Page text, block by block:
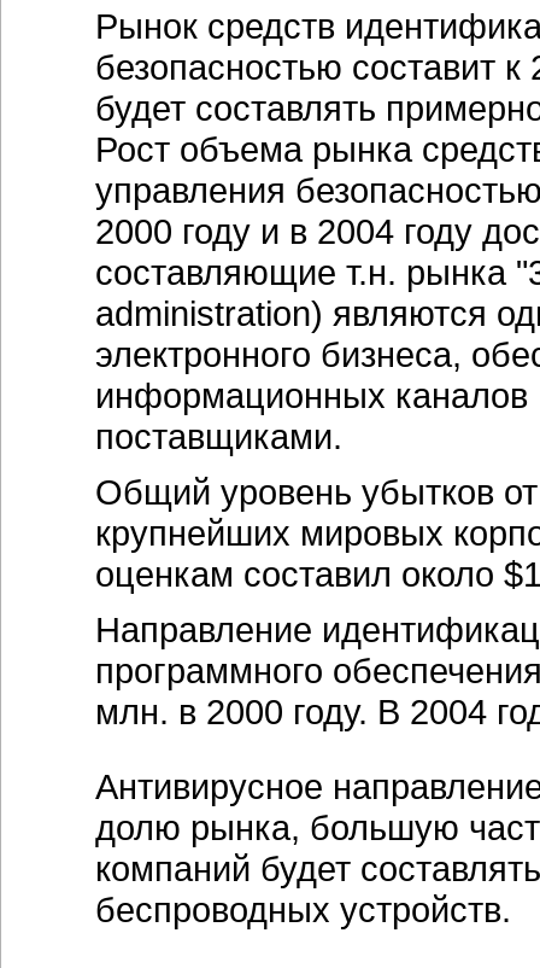
Рынок средств
безопасностью составит
будет составлять
Рост объема рынка
управления
2000 году и в 2004 году
составляющие т.н. рынка
administration) являются
электронного бизнеса,
информационных каналов
поставщиками.
Общий уровень убытков
крупнейших мировых
оценкам составил около
Направление
программного
млн. в 2000 году. В 2004
Антивирусное
долю рынка, большую
компаний будет
беспроводных устройств.